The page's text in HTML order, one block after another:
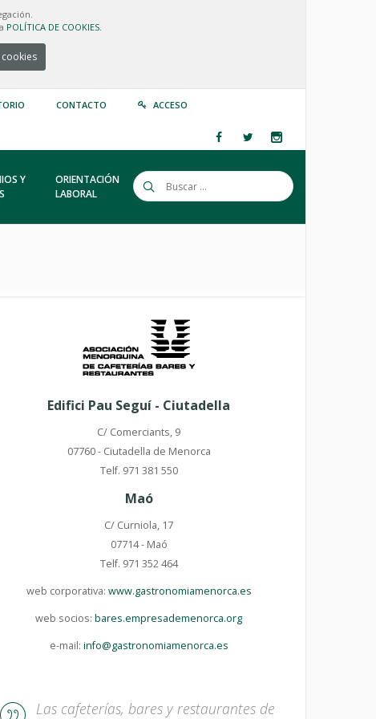
POLÍTICA DE COOKIES.
CONTACTO ACCESO
Y
ORIENTACIÓN
LABORAL
Edifici Pau Seguí - Ciutadella
C/ Comerciants, 9
07760 - Ciutadella de Menorca
Telf. 971 381 550
Maó
C/ Curniola, 17
07714 - Maó
Telf. 971 352 464
web corporativa: www.gastronomiamenorca.es
web socios: bares.empresademenorca.org
e-mail: info@gastronomiamenorca.es
Las cafeterías, bares y restaurantes de